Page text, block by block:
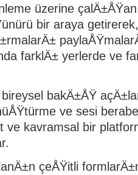
üzerine
bir araya
farklÄ± yerlerde ve
bakÄ±ÅŸ
ve sesi
ve kavramsal bir
çeÅŸitli